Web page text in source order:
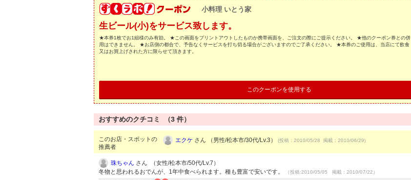
小料理 いとう家
生ビール(小)をサービス致します。
★本券1枚でお1組様のみ有効。 ★この画面をプリントアウトしたものか携帯画面を、ご注文の際にご提示ください。 ★他のクーポン券との併
用はできません。 ★お店側の都合で、予告なくサービスを打ち切る場合がございますのでご了承ください。 ★本券のご使用は、当店にて飲食
又はお買上げされた方に限らせて頂きます。
このクーポンを使用する
おすすめのクチコミ （3 件）
このお店・スポットの
推薦者
エクケ さん （男性/松本市/30代/Lv.3） (投稿：2010/05/28 掲載：2010/06/29)
珠ちゃん さん （女性/松本市/50代/Lv.7）
冬物と思われるおでんが、1年中食べられます。種も豊富で安いです。
（投稿:2010/05/05 掲載：2010/07/22）